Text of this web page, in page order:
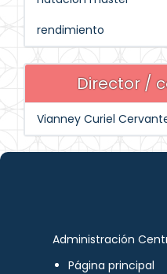
rendimiento
Director /
Vianney Curiel
Administración
Página principal